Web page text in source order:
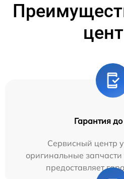
Гарантия
Сервисный центр
оригинальные
предоставляет